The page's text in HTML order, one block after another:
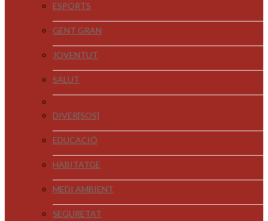
ESPORTS
GENT GRAN
JOVENTUT
SALUT
DIVER[SOS]
EDUCACIÓ
HABITATGE
MEDI AMBIENT
SEGURETAT